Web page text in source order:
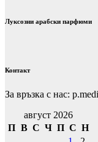
Луксозни арабски парфюми
Контакт
За връзка с нас:
август 2026
П В С Ч П С Н